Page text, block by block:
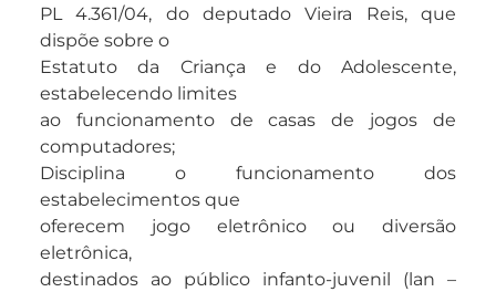
PL 4.361/04, do deputado Vieira Reis, que
dispõe sobre o
Estatuto da Criança e do Adolescente,
estabelecendo limites
ao funcionamento de casas de jogos de
computadores;
Disciplina o funcionamento dos
estabelecimentos que
oferecem jogo eletrônico ou diversão
eletrônica,
destinados ao público infanto-juvenil (lan –